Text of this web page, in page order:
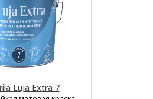
Luja Extra 7